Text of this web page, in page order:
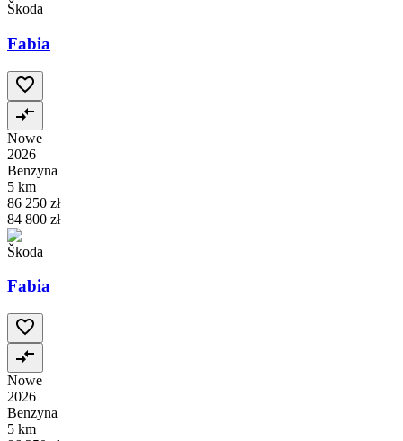
Škoda
Fabia
Nowe
2026
Benzyna
5 km
86 250 zł
84 800 zł
Škoda
Fabia
Nowe
2026
Benzyna
5 km